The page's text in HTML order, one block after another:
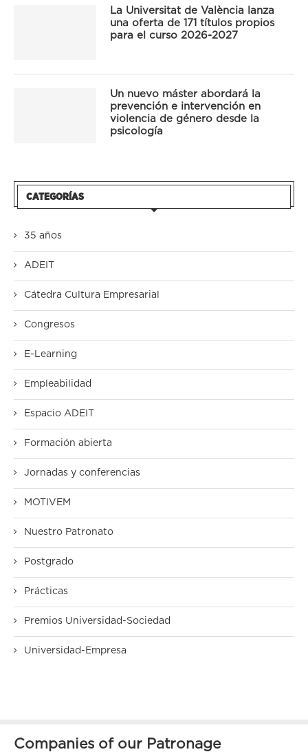
La Universitat de València lanza
una oferta de 171 títulos propios
para el curso 2026-2027
Un nuevo máster abordará la
prevención e intervención en
violencia de género desde la
psicología
CATEGORÍAS
35 años
ADEIT
Cátedra Cultura Empresarial
Congresos
E-Learning
Empleabilidad
Espacio ADEIT
Formación abierta
Jornadas y conferencias
MOTIVEM
Nuestro Patronato
Postgrado
Prácticas
Premios Universidad-Sociedad
Universidad-Empresa
Companies of our Patronage